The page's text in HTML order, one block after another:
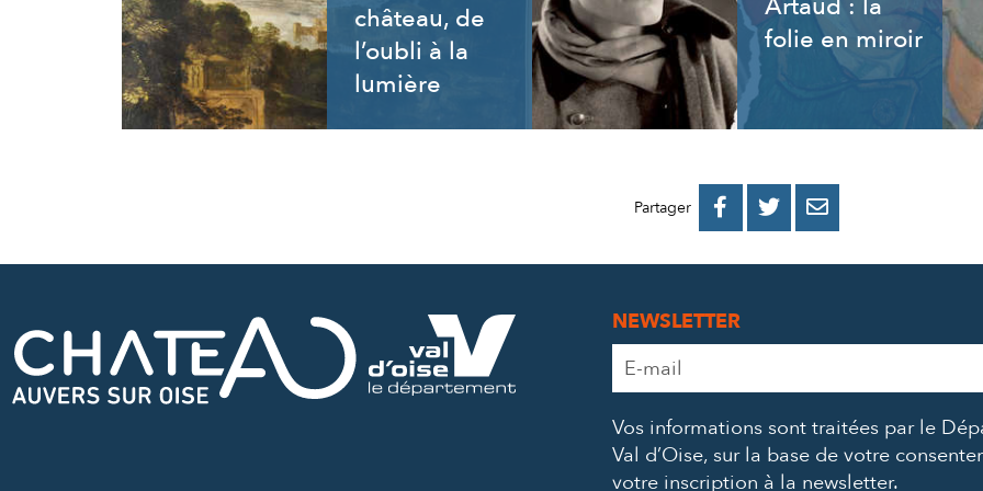
château, de
l’oubli à la
lumière
Artaud : la
folie en miroir
Partager 
PARTAGER
PARTAGER
PARTAGER
NEWSLETTER
Adresse
e-
*
Vos informations sont traitées par le
Val d’Oise, sur la base de votre
votre inscription à la newsletter.